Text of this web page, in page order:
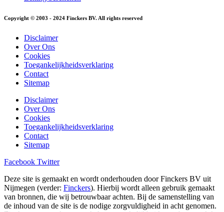
Copyright © 2003 - 2024 Finckers BV. All rights reserved
Disclaimer
Over Ons
Cookies
Toegankelijkheidsverklaring
Contact
Sitemap
Disclaimer
Over Ons
Cookies
Toegankelijkheidsverklaring
Contact
Sitemap
Facebook Twitter
Deze site is gemaakt en wordt onderhouden door Finckers BV uit
Nijmegen (verder: Finckers). Hierbij wordt alleen gebruik gemaakt
van bronnen, die wij betrouwbaar achten. Bij de samenstelling van
de inhoud van de site is de nodige zorgvuldigheid in acht genomen.